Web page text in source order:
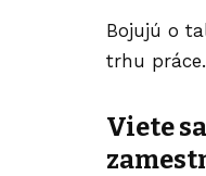
Bojujú o
trhu práce.
Viete